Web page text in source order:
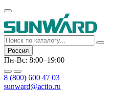
Россия
Пн-Вс: 8:00–19:00
8 (800) 600 47 03
sunward@actio.ru